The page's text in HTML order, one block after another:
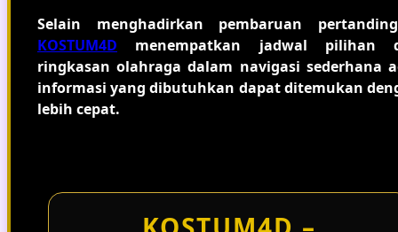
Selain menghadirkan pembaruan
KOSTUM4D menempatkan jadwal pilihan
ringkasan olahraga dalam navigasi sederhana
informasi yang dibutuhkan dapat ditemukan
lebih cepat.